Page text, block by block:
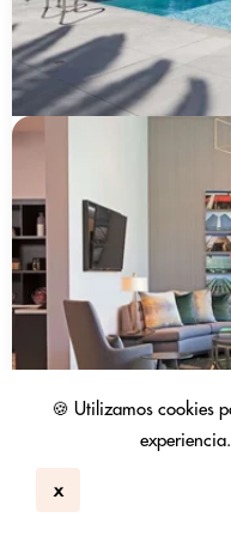
🍪 Utilizamos cookies
experiencia.
x